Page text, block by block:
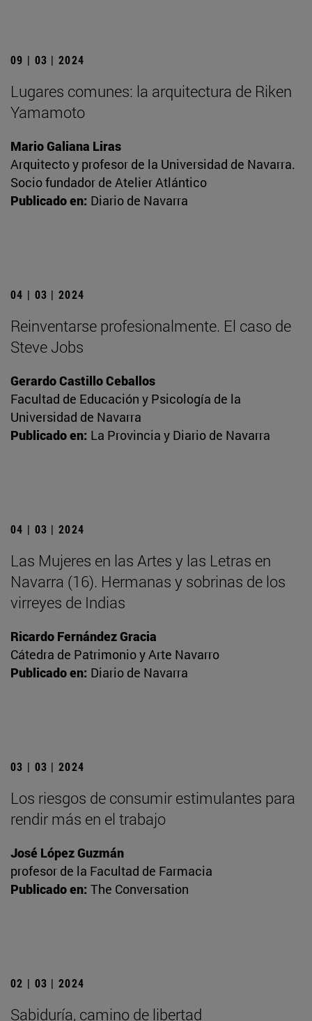
09 | 03 | 2024
Lugares comunes: la arquitectura de Riken
Yamamoto
Mario Galiana Liras
Arquitecto y profesor de la Universidad de Navarra.
Socio fundador de Atelier Atlántico
Publicado en: Diario de Navarra
04 | 03 | 2024
Reinventarse profesionalmente. El caso de
Steve Jobs
Gerardo Castillo Ceballos
Facultad de Educación y Psicología de la
Universidad de Navarra
Publicado en: La Provincia y Diario de Navarra
04 | 03 | 2024
Las Mujeres en las Artes y las Letras en
Navarra (16). Hermanas y sobrinas de los
virreyes de Indias
Ricardo Fernández Gracia
Cátedra de Patrimonio y Arte Navarro
Publicado en: Diario de Navarra
03 | 03 | 2024
Los riesgos de consumir estimulantes para
rendir más en el trabajo
José López Guzmán
profesor de la Facultad de Farmacia
Publicado en: The Conversation
02 | 03 | 2024
Sabiduría, camino de libertad